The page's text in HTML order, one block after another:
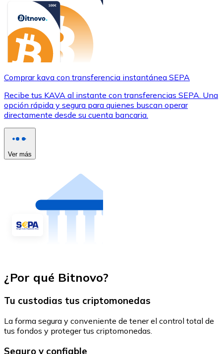
Comprar kava con transferencia instantánea SEPA
Recibe tus KAVA al instante con transferencias SEPA. Una
opción rápida y segura para quienes buscan operar
directamente desde su cuenta bancaria.
Ver más
¿Por qué Bitnovo?
Tu custodias tus criptomonedas
La forma segura y conveniente de tener el control total de
tus fondos y proteger tus criptomonedas.
Seguro y confiable